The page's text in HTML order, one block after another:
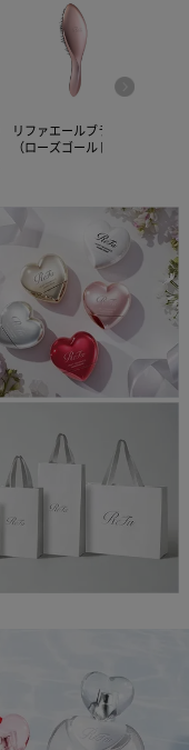
リファエールブラシ
（ローズゴールド）